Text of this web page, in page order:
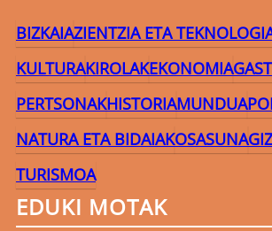
BIZKAIAZIENTZIA ETA
KULTURAKIROLAKEKONOMIA
PERTSONAKHISTORIAMUNDUA
NATURA ETA BIDAIAKOSASUNA
TURISMOA
EDUKI MOTAK